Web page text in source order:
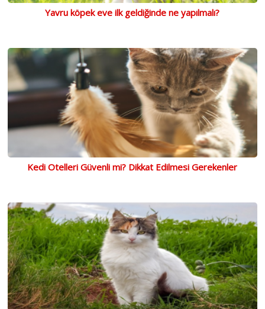
Yavru köpek eve ilk geldiğinde ne yapılmalı?
Kedi Otelleri Güvenli mi? Dikkat Edilmesi Gerekenler